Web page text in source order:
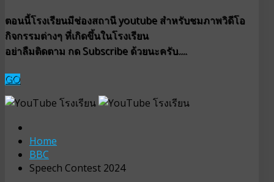
ตอนนี้โรงเรียนมีช่องสถานี youtube สำหรับชมภาพวิดีโอ
กิจกรรมต่างๆ ที่เกิดขึ้นในโรงเรียน
อย่าลืมติดตาม กด Subscribe ด้วยนะครับ.....
GO
Home
BBC
Speech Contest 2024